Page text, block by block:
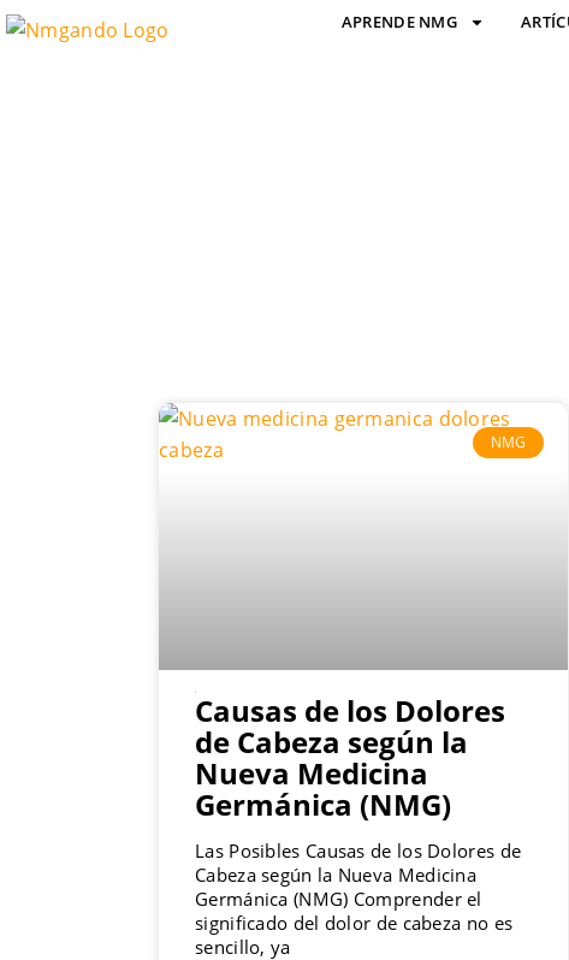
APRENDE NMG
NMG
Causas de los Dolores
de Cabeza según la
Nueva Medicina
Germánica (NMG)
Las Posibles Causas de los Dolores de
Cabeza según la Nueva Medicina
Germánica (NMG) Comprender el
significado del dolor de cabeza no es
sencillo, ya